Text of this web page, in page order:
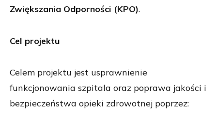
Zwiększania Odporności (KPO).
Cel projektu
Celem projektu jest usprawnienie
funkcjonowania szpitala oraz poprawa jakości i
bezpieczeństwa opieki zdrowotnej poprzez: